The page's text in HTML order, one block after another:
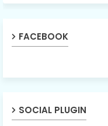
FACEBOOK
SOCIAL PLUGIN